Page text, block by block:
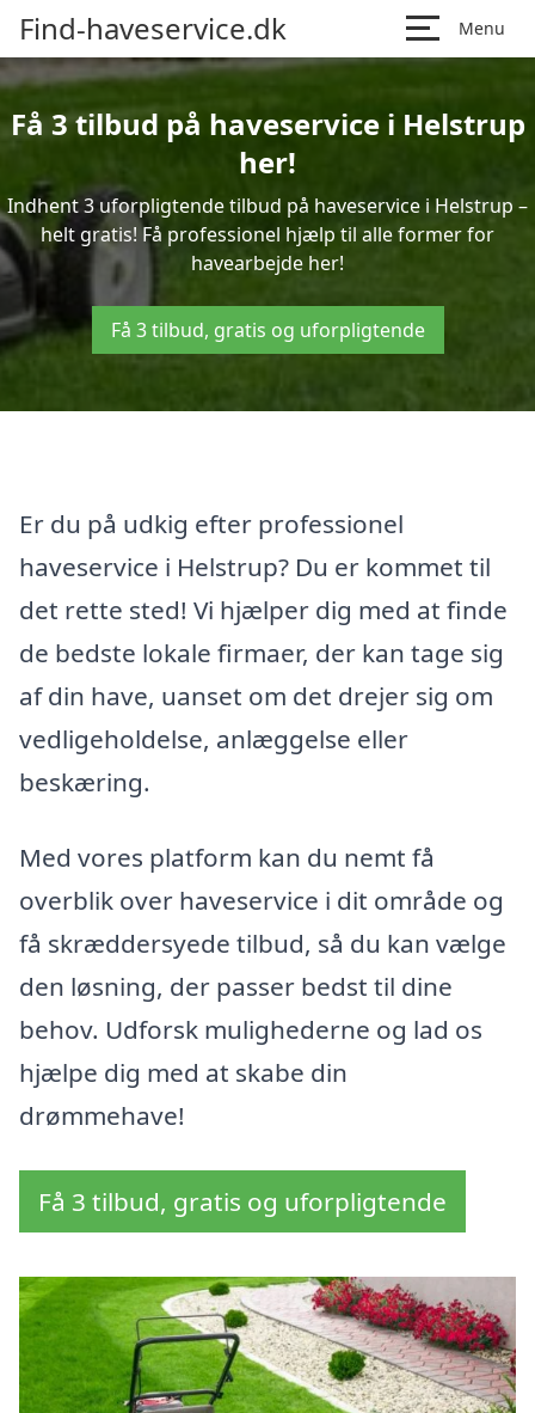
Find-haveservice.dk Menu
Få 3 tilbud på haveservice i Helstrup
her!
Indhent 3 uforpligtende tilbud på haveservice i Helstrup –
helt gratis! Få professionel hjælp til alle former for
havearbejde her!
Få 3 tilbud, gratis og uforpligtende
Er du på udkig efter professionel
haveservice i Helstrup? Du er kommet til
det rette sted! Vi hjælper dig med at finde
de bedste lokale firmaer, der kan tage sig
af din have, uanset om det drejer sig om
vedligeholdelse, anlæggelse eller
beskæring.
Med vores platform kan du nemt få
overblik over haveservice i dit område og
få skræddersyede tilbud, så du kan vælge
den løsning, der passer bedst til dine
behov. Udforsk mulighederne og lad os
hjælpe dig med at skabe din
drømmehave!
Få 3 tilbud, gratis og uforpligtende